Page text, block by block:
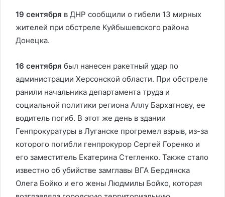
19 сентября в ДНР сообщили о гибели 13 мирных
жителей при обстреле Куйбышевского района
Донецка.
16 сентября был нанесен ракетный удар по
администрации Херсонской области. При обстреле
ранили начальника департамента труда и
социальной политики региона Аллу Бархатнову, ее
водитель погиб. В этот же день в здании
Генпрокуратуры в Луганске прогремел взрыв, из-за
которого погибли генпрокурор Сергей Горенко и
его заместитель Екатерина Стегленко. Также стало
известно об убийстве замглавы ВГА Бердянска
Олега Бойко и его жены Людмилы Бойко, которая